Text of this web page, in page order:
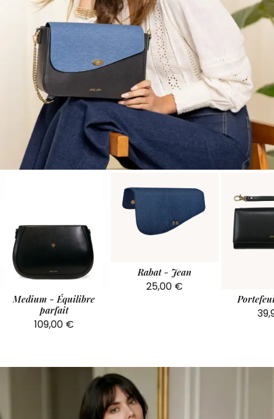
Medium - Équilibre
parfait
109,00 €
Rabat - Jean
25,00 €